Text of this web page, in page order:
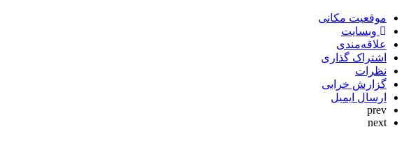
موقعیت مکانی
وبسایت
علاقه‌مندی
اشتراک گذاری
نظرات
گزارش خرابی
ارسال ایمیل
prev
next